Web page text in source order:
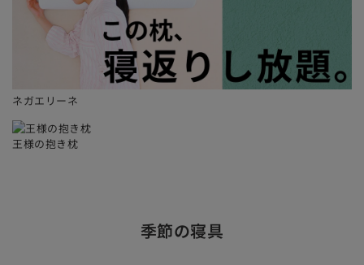
ネガエリーネ
王様の抱き枕
季節の寝具